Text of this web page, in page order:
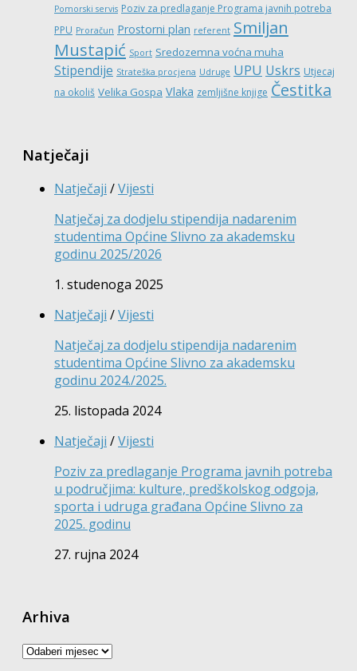
Pomorski servis Poziv za predlaganje Programa javnih potreba
PPU Proračun Prostorni plan referent Smiljan
Mustapić Sport Sredozemna voćna muha
Stipendije Strateška procjena Udruge UPU Uskrs Utjecaj
na okoliš Velika Gospa Vlaka zemljišne knjige Čestitka
Natječaji
Natječaji /Vijesti
Natječaj za dodjelu stipendija nadarenim
studentima Općine Slivno za akademsku
godinu 2025/2026
1. studenoga 2025
Natječaji /Vijesti
Natječaj za dodjelu stipendija nadarenim
studentima Općine Slivno za akademsku
godinu 2024./2025.
25. listopada 2024
Natječaji /Vijesti
Poziv za predlaganje Programa javnih potreba
u područjima: kulture, predškolskog odgoja,
sporta i udruga građana Općine Slivno za
2025. godinu
27. rujna 2024
Arhiva
Arhiva